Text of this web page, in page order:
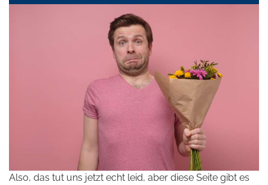
Also, das tut uns jetzt echt leid, aber diese Seite gibt es